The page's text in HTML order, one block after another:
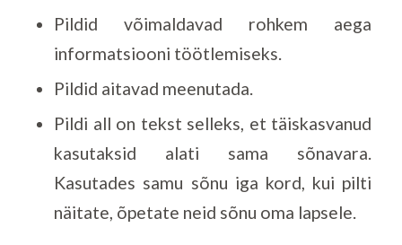
Pildid võimaldavad rohkem aega
informatsiooni töötlemiseks.
Pildid aitavad meenutada.
Pildi all on tekst selleks, et täiskasvanud
kasutaksid alati sama sõnavara.
Kasutades samu sõnu iga kord, kui pilti
näitate, õpetate neid sõnu oma lapsele.